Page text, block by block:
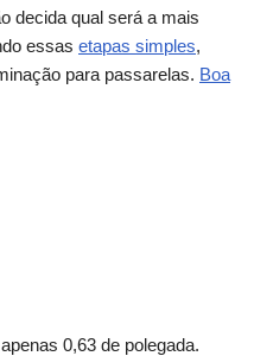
decida qual será a mais
essas etapas simples,
para passarelas. Boa
0,63 de polegada.